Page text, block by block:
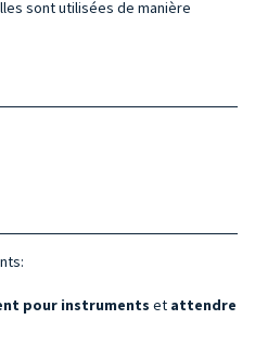
sont utilisées de manière
pour instruments et attendre